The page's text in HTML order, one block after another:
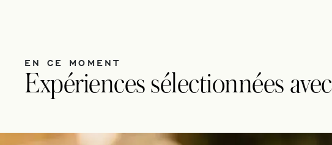
EN CE MOMENT
Expériences sélectionnées